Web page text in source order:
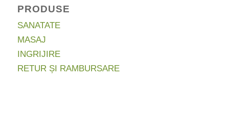
PRODUSE
SANATATE
MASAJ
INGRIJIRE
RETUR ȘI RAMBURSARE